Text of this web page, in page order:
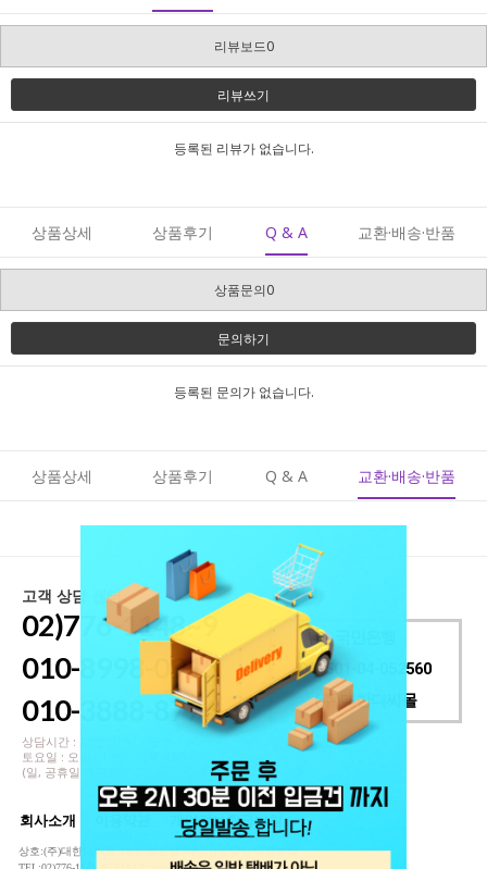
리뷰보드0
리뷰쓰기
등록된 리뷰가 없습니다.
상품상세 상품후기 Q & A 교환·배송·반품
상품문의0
문의하기
등록된 문의가 없습니다.
상품상세 상품후기 Q & A 교환·배송·반품
고객 상담 센터
02)776-1148~9
010-8998-0915
010-3888-8776
상담시간 : 오전 10:00 ~ 오후 7:00
토요일 : 오전 11:00 - 오후 4:00
(일, 공휴일 휴무)
001501-04-052560
(주)대한디씨몰
회사소개 개인정보취급방침
상호:(주)대한디씨몰 대표:황륜실 개인정보담당자:장희철